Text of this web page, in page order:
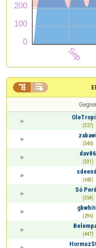
 
(327)
zabawi
(340)
dav86
(331)
(683)
Só
(354)
(296)
(447)